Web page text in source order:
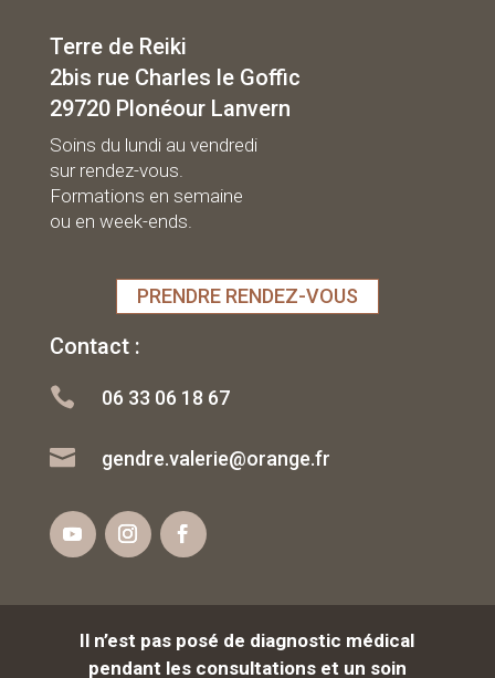
Terre de Reiki
2bis rue Charles le Goffic
29720 Plonéour Lanvern
Soins du lundi au vendredi
sur rendez-vous.
Formations en semaine
ou en week-ends.
PRENDRE RENDEZ-VOUS
Contact :
 06 33 06 18 67
 gendre.valerie@orange.fr
Il n’est pas posé de diagnostic médical
pendant les consultations et un soin